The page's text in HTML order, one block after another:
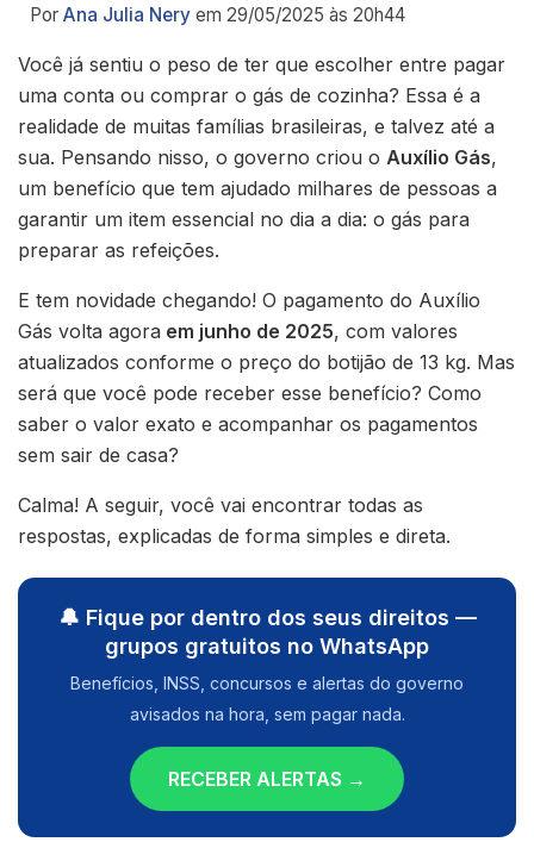
Por Ana Julia Nery em 29/05/2025 às 20h44
Você já sentiu o peso de ter que escolher entre pagar
uma conta ou comprar o gás de cozinha? Essa é a
realidade de muitas famílias brasileiras, e talvez até a
sua. Pensando nisso, o governo criou o Auxílio Gás,
um benefício que tem ajudado milhares de pessoas a
garantir um item essencial no dia a dia: o gás para
preparar as refeições.
E tem novidade chegando! O pagamento do Auxílio
Gás volta agora em junho de 2025, com valores
atualizados conforme o preço do botijão de 13 kg. Mas
será que você pode receber esse benefício? Como
saber o valor exato e acompanhar os pagamentos
sem sair de casa?
Calma! A seguir, você vai encontrar todas as
respostas, explicadas de forma simples e direta.
🔔 Fique por dentro dos seus direitos —
grupos gratuitos no WhatsApp
Benefícios, INSS, concursos e alertas do governo
avisados na hora, sem pagar nada.
RECEBER ALERTAS →